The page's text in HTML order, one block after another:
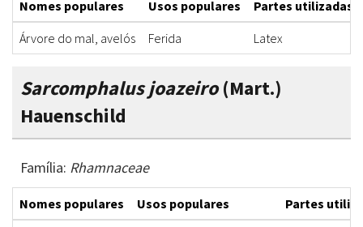
Nomes populares Usos populares
Partes utilizadas
Árvore do mal, avelós
Ferida Latex
Sarcomphalus joazeiro(Mart.)
Hauenschild
Família: Rhamnaceae
Nomes populares Usos populares
Partes